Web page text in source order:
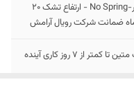
سیستم:بدون فنر-No Spring - ارتفاع تشک 20
ارسال کالای خواب متین تا کمتر از 7 روز کاری آینده